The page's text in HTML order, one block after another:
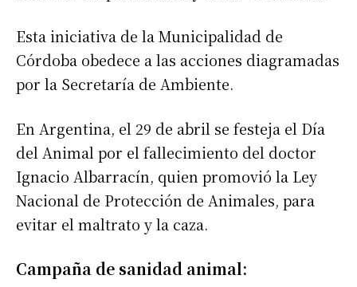
Esta iniciativa de la Municipalidad de
Córdoba obedece a las acciones diagramadas
por la Secretaría de Ambiente.
En Argentina, el 29 de abril se festeja el Día
del Animal por el fallecimiento del doctor
Ignacio Albarracín, quien promovió la Ley
Nacional de Protección de Animales, para
evitar el maltrato y la caza.
Campaña de sanidad animal: